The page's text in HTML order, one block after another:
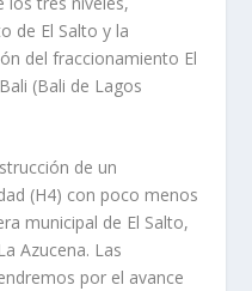
de El Salto y la
del fraccionamiento El
(Bali de Lagos
de un
(H4) con poco menos
municipal de El Salto,
Azucena. Las
por el avance